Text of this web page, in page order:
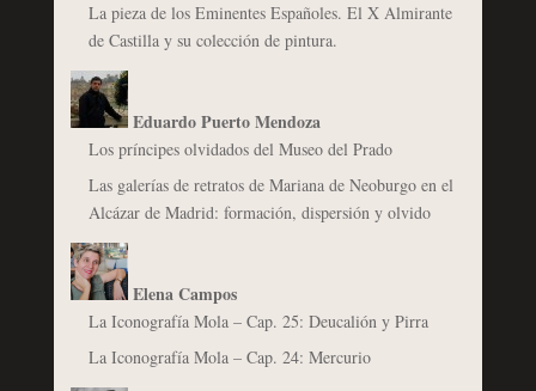
La pieza de los Eminentes Españoles. El X Almirante
de Castilla y su colección de pintura.
Eduardo Puerto Mendoza
Los príncipes olvidados del Museo del Prado
Las galerías de retratos de Mariana de Neoburgo en el
Alcázar de Madrid: formación, dispersión y olvido
Elena Campos
La Iconografía Mola – Cap. 25: Deucalión y Pirra
La Iconografía Mola – Cap. 24: Mercurio